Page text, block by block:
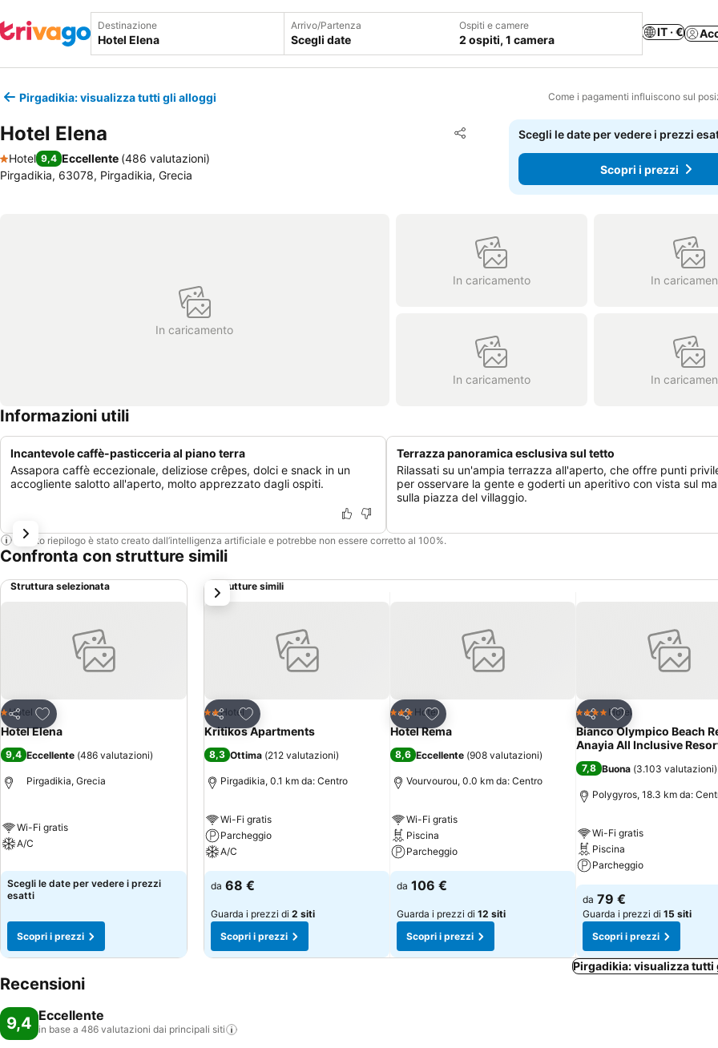
Destinazione Arrivo/Partenza
Scegli date
Ospiti e camere
2 ospiti, 1 camera
IT · €
Pirgadikia: visualizza tutti gli alloggi Come i pagamenti influiscono sul
Hotel Elena Condividi
Aggiungi ai preferiti
1 Stelle
Hotel 9,4 Eccellente (486 valutazioni)
Pirgadikia, 63078, Pirgadikia, Grecia
Scegli le date per vedere i prezzi
Scopri i prezzi
In caricamento
In caricamento In
In caricamento In
Informazioni utili
Incantevole caffè-pasticceria al piano terra
Assapora caffè eccezionale, deliziose crêpes, dolci e snack in un
accogliente salotto all'aperto, molto apprezzato dagli ospiti.
Terrazza panoramica esclusiva sul tetto
Rilassati su un'ampia terrazza all'aperto, che offre punti
per osservare la gente e goderti un aperitivo con vista sul
sulla piazza del villaggio.
Questo riepilogo è stato creato dall’intelligenza artificiale e potrebbe non essere corretto al 100%.
Confronta con strutture simili
Struttura selezionata
Condividi
Aggiungi ai preferiti
1 Stelle
Hotel
Hotel Elena
9,4 Eccellente (486 valutazioni)
Pirgadikia, Grecia
Wi-Fi gratis
A/C
Scegli le date per vedere i prezzi
esatti
Scopri i prezzi
Strutture simili
Condividi
Aggiungi ai preferiti
2 Stelle
Hotel
Kritikos Apartments
8,3 Ottima (212 valutazioni)
Pirgadikia, 0.1 km da: Centro
Wi-Fi gratis
Parcheggio
A/C
da 68 €
Guarda i prezzi di 2 siti
Scopri i prezzi
Condividi
Aggiungi ai preferiti
3 StelleHotel
Hotel Rema
8,6 Eccellente (908 valutazioni)
Vourvourou, 0.0 km da: Centro
Wi-Fi gratis
Piscina
Parcheggio
da 106 €
Guarda i prezzi di 12 siti
Scopri i prezzi
Condividi
Aggiungi ai
4 StelleHotel
Bianco Olympico Beach
Anayia All Inclusive
7,8 Buona (3.103 valutazioni)
Polygyros, 18.3 km da:
Wi-Fi gratis
Piscina
Parcheggio
da 79 €
Guarda i prezzi di 15 siti
Scopri i prezzi
successivo
Pirgadikia: visualizza tutti
Recensioni
9,4 Eccellente
in base a 486 valutazioni dai principali siti